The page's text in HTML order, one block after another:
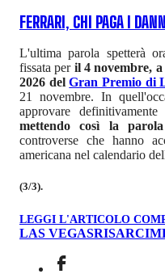
FERRARI, CHI PAGA I
L'ultima parola spetterà
fissata per il 4 novembre,
2026 delGran Premio di
21 novembre. In
approvare
mettendo così la
controverse che hanno
americana nel calendario
(3/3).
LEGGI L'ARTICOLO
LAS VEGAS